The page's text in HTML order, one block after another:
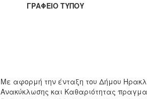
ΓΡΑΦΕΙΟ ΤΥΠΟΥ
Με αφορμή την ένταξη του Δήμου
Ανακύκλωσης και Καθαριότητας